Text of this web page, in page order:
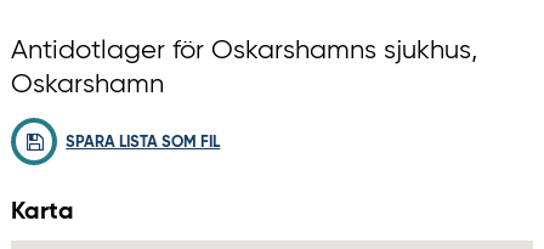
Antidotlager för Oskarshamns sjukhus,
Oskarshamn
SPARA LISTA SOM FIL
Karta